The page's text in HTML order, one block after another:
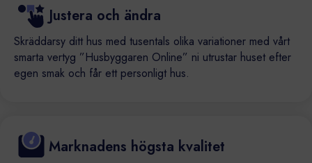
Justera och ändra
Skräddarsy ditt hus med tusentals olika variationer med vårt
smarta vertyg ”Husbyggaren Online” ni utrustar huset efter
egen smak och får ett personligt hus.
Marknadens högsta kvalitet